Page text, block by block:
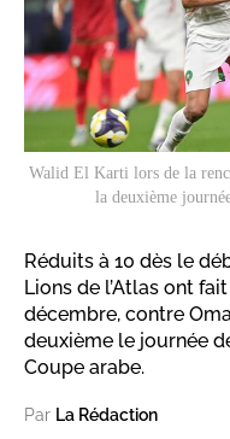
Walid El Karti lors de la
la deuxième
Réduits à 10 dès le
Lions de l’Atlas ont
décembre, contre
deuxième le journée
Coupe arabe.
Par La Rédaction